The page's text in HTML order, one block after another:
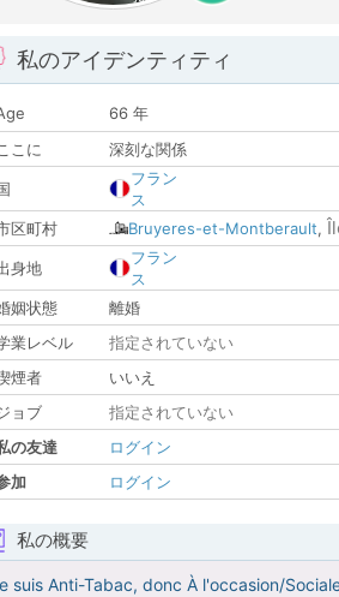
私のアイデンティティ
66 年
ここに
深刻な関係
フラン
ス
区町村
Bruyeres-et-Montberault,
身地
フラン
ス
姻状態
離婚
業レベル
指定されていない
煙者
いいえ
ョブ
指定されていない
の友達
ログイン
加
ログイン
私の概要
suis Anti-Tabac, donc À l'occasion/